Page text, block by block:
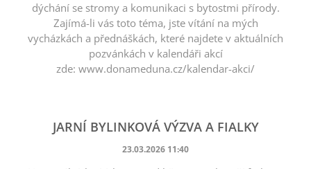
dýchání se stromy a komunikaci s bytostmi přírody.
Zajímá-li vás toto téma, jste vítání na mých
vycházkách a přednáškách, které najdete v aktuálních
pozvánkách v kalendáři akcí
zde: www.donameduna.cz/kalendar-akci/
JARNÍ BYLINKOVÁ VÝZVA A FIALKY
23.03.2026 11:40